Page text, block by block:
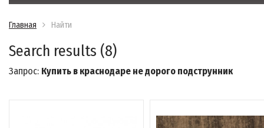
Главная Найти
Search results (8)
Запрос: Купить в краснодаре не дорого подструнник